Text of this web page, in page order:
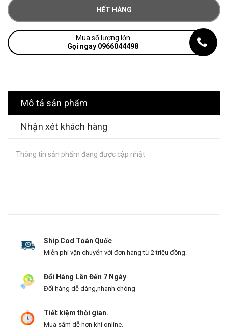
HẾT HÀNG
Mua số lượng lớn
Gọi ngay 0966044498
Mô tả sản phẩm
Nhận xét khách hàng
Thông tin sản phẩm đang được cập nhật
Ship Cod Toàn Quốc
Miễn phí vận chuyển với đơn hàng từ 2 triệu đồng.
Đổi Hàng Lên Đến 7 Ngày
Đổi hàng dễ dàng,nhanh chóng
Tiết kiệm thời gian.
Mua sắm dễ hơn khi online.